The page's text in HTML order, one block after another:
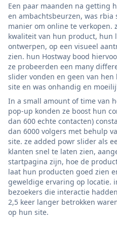
Een paar maanden na getting
en ambachtsbeurzen, was rbia
manier om online te verkopen.
kwaliteit van hun product, hun
ontwerpen, op een visueel
zien. hun Hostway bood
ze probeerden een many
slider vonden en geen van
site en was onhandig en
In a small amount of time van
pop-up konden ze boost hun
dan 600 echte contacten)
dan 6000 volgers met behulp
site. ze added powr slider als
klanten snel te laten zien,
startpagina zijn, hoe de
laat hun producten goed zien
geweldige ervaring op locatie.
bezoekers die interactie
2,5 keer langer betrokken
op hun site.